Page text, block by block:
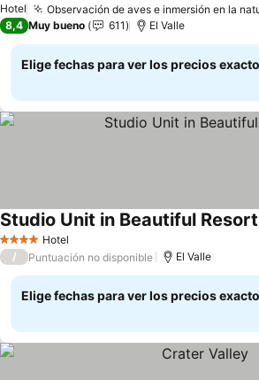
Hotel Observación de aves e inmersión en la
8,4 Muy bueno 611 El Valle
Elige fechas para ver los precios
4 EstrellasHotel
Studio Unit in Beautiful Resort
/ Puntuación no disponible El Valle
Elige fechas para ver los precios